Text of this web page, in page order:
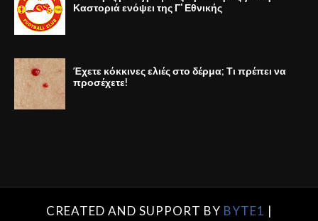
Καστοριά ενόψει της Γ' Εθνικής
Έχετε κόκκινες ελιές στο δέρμα; Τι πρέπει να
προσέχετε!
CREATED AND SUPPORT BY BYTE1 |